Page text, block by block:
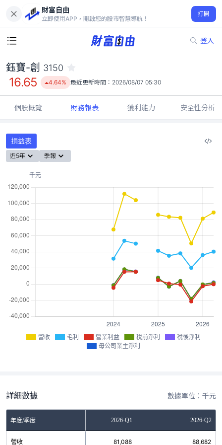
財富自由
立即使用APP，開啟您的股市智慧導航！
打開
登入
16.65
4.64%
鈺寶-創 3150
16.65 4.64% 最近更新時間： 2026/08/07 05:30
個股概覽 財務報表 獲利能力 安全性分析
損益表
近5年 季報
營收 毛利 營業利益 稅前淨利
稅後淨利
母公司業主淨利
詳細數據 數據單位：千元
年度/季度2025-Q4 2026-Q1 2026-Q2
營收 81,088 88,682